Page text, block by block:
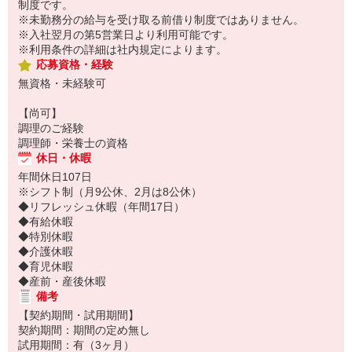
制度です。
※未勤務分の給与を受け取る前借り制度ではありません。
※入社翌月の第5営業日より利用可能です。
※利用条件の詳細は社内規定によります。
応募資格・経験
無資格・未経験可
【尚可】
調理のご経験
調理師・栄養士の資格
休日・休暇
年間休日107日
※シフト制（月9公休、2月は8公休）
◆リフレッシュ休暇（年間17日）
◆有給休暇
◆特別休暇
◆介護休暇
◆育児休暇
◆産前・産後休暇
備考
【契約期間・試用期間】
契約期間：期間の定め無し
試用期間：有（3ヶ月）